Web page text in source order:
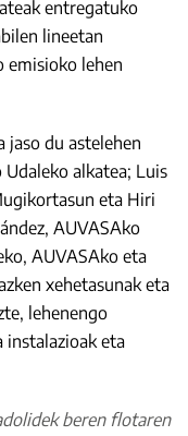
entregatuko
lineetan
emisioko lehen
du astelehen
alkatea; Luis
eta Hiri
AUVASAko
AUVASAko eta
xehetasunak eta
lehenengo
instalazioak eta
beren flotaren